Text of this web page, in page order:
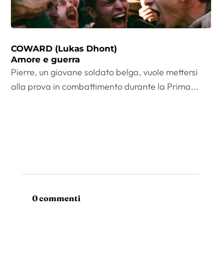
COWARD (Lukas Dhont)
Amore e guerra
Pierre, un giovane soldato belga, vuole mettersi
alla prova in combattimento durante la Prima...
0 commenti